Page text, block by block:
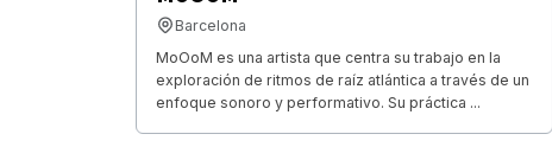
Barcelona
MoOoM es una artista que centra su trabajo en la
exploración de ritmos de raíz atlántica a través de un
enfoque sonoro y performativo. Su práctica ...